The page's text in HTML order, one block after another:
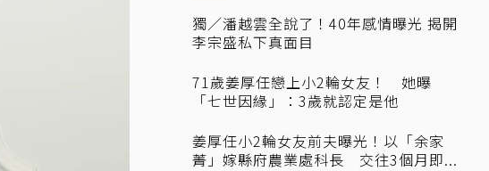
獨／潘越雲全說了！40年感情曝光 揭開
李宗盛私下真面目
71歲姜厚任戀上小2輪女友！ 她曝
「七世因緣」：3歲就認定是他
姜厚任小2輪女友前夫曝光！以「余家
菁」嫁縣府農業處科長 交往3個月即...